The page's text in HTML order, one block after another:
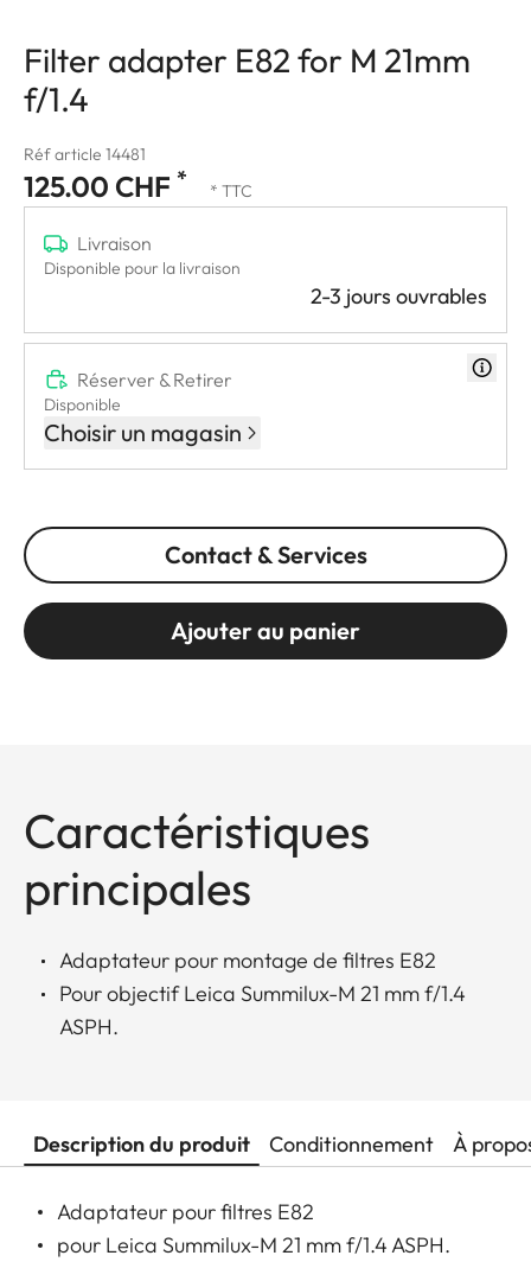
Filter adapter E82 for M 21mm
f/1.4
Réf article 14481
125.00 CHF * * TTC
Livraison
Disponible pour la livraison
2-3 jours ouvrables
Réserver & Retirer
Disponible
Choisir un magasin
Contact & Services
Ajouter au panier
Caractéristiques
principales
Adaptateur pour montage de filtres E82
Pour objectif Leica Summilux-M 21 mm f/1.4
ASPH.
Description du produit Conditionnement À
Adaptateur pour filtres E82
pour Leica Summilux-M 21 mm f/1.4 ASPH.